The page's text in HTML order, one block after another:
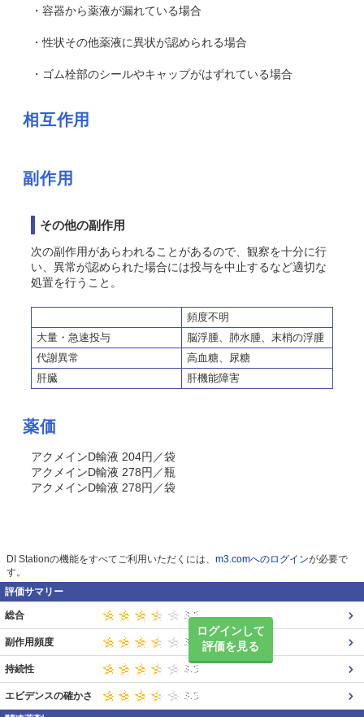
・容器から薬液が漏れている場合
・性状その他薬液に異状が認められる場合
・ゴム栓部のシールやキャップがはずれている場合
相互作用
副作用
その他の副作用
次の副作用があらわれることがあるので、観察を十分に行
い、異常が認められた場合には投与を中止するなど適切な
処置を行うこと。
頻度不明
大量・急速投与
脳浮腫、肺水腫、末梢の浮腫
代謝異常
高血糖、尿糖
肝臓
肝機能障害
薬価
アクメインD輸液 204円／袋
アクメインD輸液 278円／瓶
アクメインD輸液 278円／袋
DI Stationの機能をすべてご利用いただくには、 m3.comへのログインが必要で
す。
評価サマリー
ログインして
評価を見る
総合
副作用頻度
持続性
エビデンスの確かさ